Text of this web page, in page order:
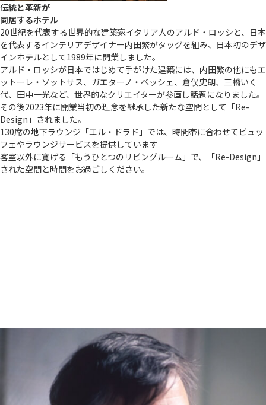
伝統と革新が
同居するホテル
20世紀を代表する世界的な建築家イタリア人のアルド・ロッシと、日本
を代表するインテリアデザイナー内田繁がタッグを組み、日本初のデザ
インホテルとして1989年に開業しました。
アルド・ロッシが日本ではじめて手がけた建築には、内田繁の他にもエ
ットーレ・ソットサス、ガエターノ・ペッシェ、倉俣史朗、三橋いく
代、田中一光など、世界的なクリエイターが参画し話題になりました。
その後2023年に開業当初の理念を継承した新たな空間として「Re-
Design」されました。
130席の地下ラウンジ「エル・ドラド」では、時間帯に合わせてビュッ
フェやラウンジサービスを提供しています
客室以外に寛げる「もうひとつのリビングルーム」で、「Re-Design」
された空間と時間をお過ごしください。